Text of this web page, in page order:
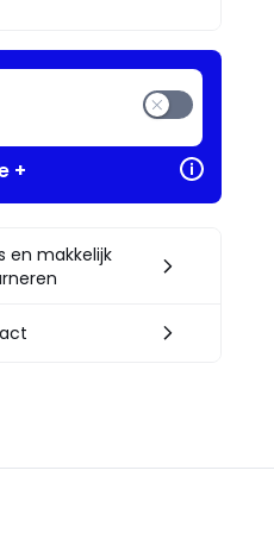
+
en makkelijk